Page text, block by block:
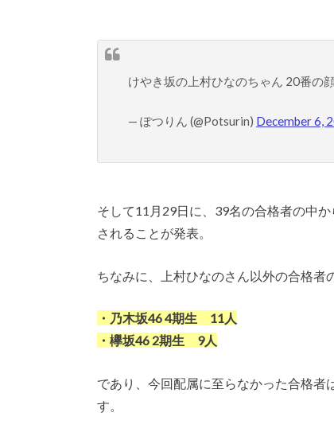
けやき坂の上村ひなのちゃん 20番の
— ぽつりん (@Potsurin) December 6,
そして11月29日に、39名の合格者の中
されることが発表。
ちなみに、上村ひなのさん以外の合格者
・乃木坂46 4期生 11人
・欅坂46 2期生 9人
であり、今回配属に至らなかった合格者
す。